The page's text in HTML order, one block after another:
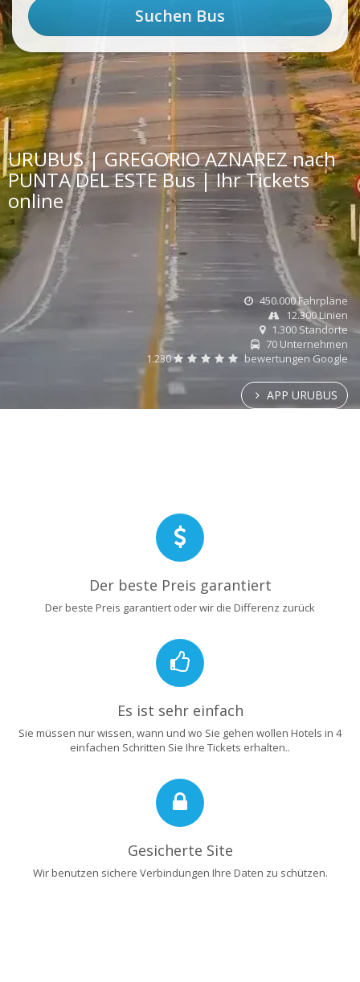
URUBUS | GREGORIO AZNAREZ nach
PUNTA DEL ESTE Bus | Ihr Tickets
online
450.000 Fahrpläne
12.300 Linien
1.300 Standorte
70 Unternehmen
1.230
bewertungen Google
APP URUBUS
Der beste Preis garantiert
Der beste Preis garantiert oder wir die Differenz zurück
Es ist sehr einfach
Sie müssen nur wissen, wann und wo Sie gehen wollen Hotels in 4
einfachen Schritten Sie Ihre Tickets erhalten..
Gesicherte Site
Wir benutzen sichere Verbindungen Ihre Daten zu schützen.